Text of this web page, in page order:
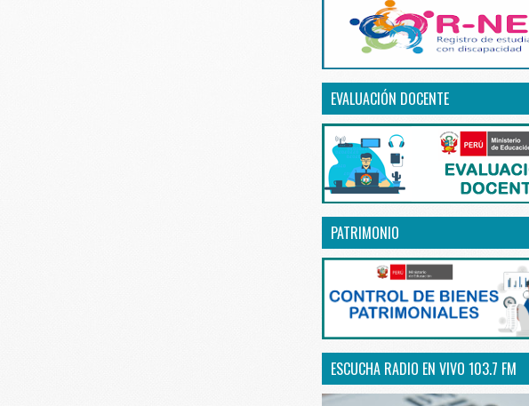
EVALUACIÓN DOCENTE
PATRIMONIO
ESCUCHA RADIO EN VIVO 103.7 FM